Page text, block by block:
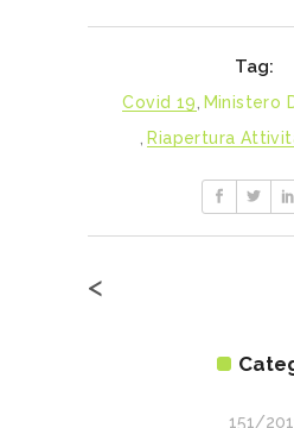
Tag:
Covid 19
Ministero
Riapertura
<
151/